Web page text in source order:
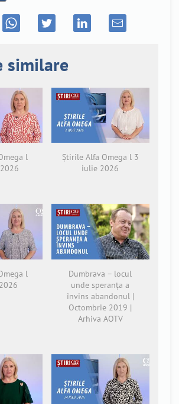
similare
l
Știrile Alfa Omega l 3
iulie 2026
l
Dumbrava – locul
unde speranța a
învins abandonul |
Octombrie 2019 |
Arhiva AOTV